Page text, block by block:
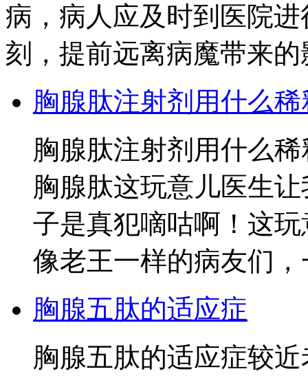
病，病人应及时到医院
刻，提前远离病魔带来的
胸腺肽注射剂用什么稀
胸腺肽注射剂用什么
胸腺肽这玩意儿医生
子是真犯嘀咕啊！这
像老王一样的病友们，
胸腺五肽的适应症
胸腺五肽的适应症较